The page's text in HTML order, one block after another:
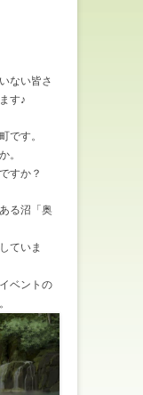
ない皆さ
す♪
です。
。
すか？
る沼「奥
ていま
ベントの